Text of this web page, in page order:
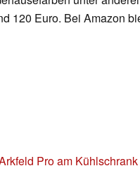
120 Euro. Bei Amazon
Pro am Kühlschrank